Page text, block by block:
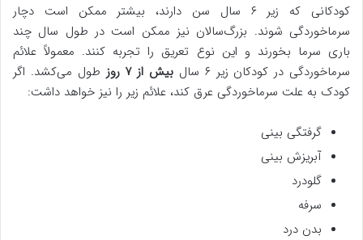
کودکانی که زیر ۶ سال سن دارند، بیشتر ممکن است دچار
سرماخوردگی شوند. بزرگ‌سالان نیز ممکن است در طول سال چند
باری سرما بخورند و این نوع تعریق را تجربه کنند. معمولاً علائم
سرماخوردگی در کودکان زیر ۶ سال
بیش از ۷ روز
طول می‌کشد. اگر
کودک به علت سرماخوردگی عرق کند، علائم زیر را نیز خواهد داشت:
گرفتگی بینی
آبریزش بینی
گلودرد
سرفه
بدن درد